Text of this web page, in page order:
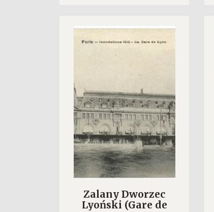
Zalany Dworzec
Lyoński (Gare de